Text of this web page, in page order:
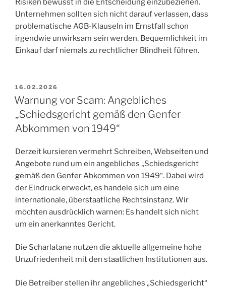
Risiken bewusst in die Entscheidung einzubeziehen.
Unternehmen sollten sich nicht darauf verlassen, dass
problematische AGB-Klauseln im Ernstfall schon
irgendwie unwirksam sein werden. Bequemlichkeit im
Einkauf darf niemals zu rechtlicher Blindheit führen.
VERÖFFENTLICHT
AM
16.02.2026
Warnung vor Scam: Angebliches
„Schiedsgericht gemäß den Genfer
Abkommen von 1949“
Derzeit kursieren vermehrt Schreiben, Webseiten und
Angebote rund um ein angebliches „Schiedsgericht
gemäß den Genfer Abkommen von 1949“. Dabei wird
der Eindruck erweckt, es handele sich um eine
internationale, überstaatliche Rechtsinstanz. Wir
möchten ausdrücklich warnen: Es handelt sich nicht
um ein anerkanntes Gericht.
Die Scharlatane nutzen die aktuelle allgemeine hohe
Unzufriedenheit mit den staatlichen Institutionen aus.
Die Betreiber stellen ihr angebliches „Schiedsgericht“